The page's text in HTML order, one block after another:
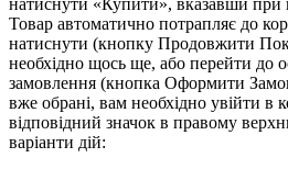
натиснути «Купити», вказавши при
Товар автоматично потрапляє до
натиснути (кнопку Продовжити
необхідно щось ще, або перейти до
замовлення (кнопка Оформити
вже обрані, вам необхідно увійти в
відповідний значок в правому
варіанти дій: